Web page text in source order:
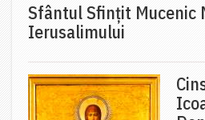
Sfântul Sfinţit Mucenic
Ierusalimului